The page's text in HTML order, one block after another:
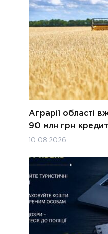
Аграрії області
90 млн грн
10.08.2026